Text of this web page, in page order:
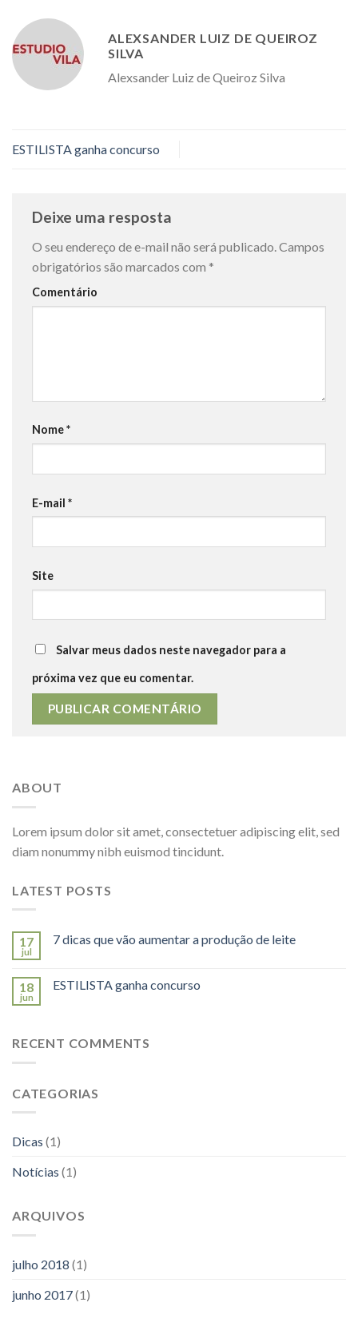
ALEXSANDER LUIZ DE QUEIROZ
SILVA
Alexsander Luiz de Queiroz Silva
ESTILISTA ganha concurso
Deixe uma resposta
O seu endereço de e-mail não será publicado.Campos
obrigatórios são marcados com *
Comentário
Nome*
E-mail *
Site
Salvar meus dados neste navegador para a
próxima vez que eu comentar.
ABOUT
Lorem ipsum dolor sit amet, consectetuer adipiscing elit, sed
diam nonummy nibh euismod tincidunt.
LATEST POSTS
17
jul
7 dicas que vão aumentar a produção de leite
18
jun
ESTILISTA ganha concurso
RECENT COMMENTS
CATEGORIAS
Dicas (1)
Notícias (1)
ARQUIVOS
julho 2018 (1)
junho 2017(1)